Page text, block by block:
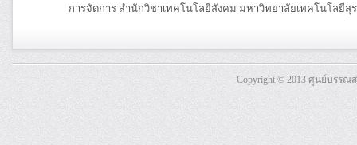
การจัดการ สำนักวิชาเทคโนโลยีสังคม มหาวิทยาลัยเทคโนโลยีสุ
Copyright © 2013 ศูนย์บรร